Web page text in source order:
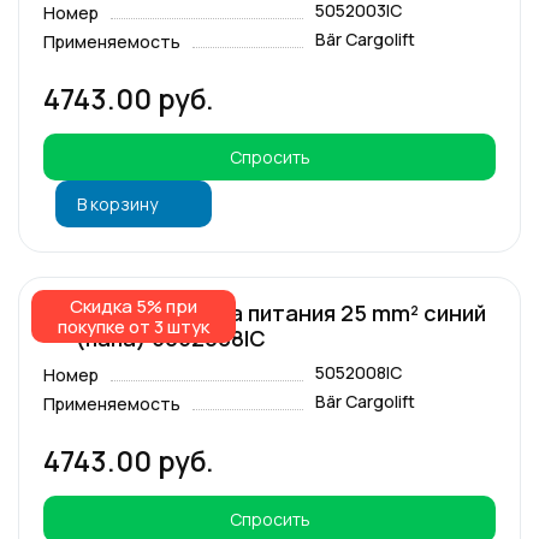
Номер
5052003IC
Применяемость
Bär Cargolift
4743.00 руб.
Спросить
В корзину
Скидка 5% при
покупке от 3 штук
Комплект разъёма питания 25 mm² синий
"-" (папа) 5052008IC
Номер
5052008IC
Применяемость
Bär Cargolift
4743.00 руб.
Спросить